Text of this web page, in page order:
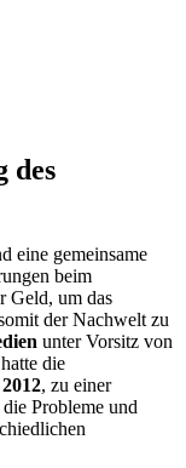
des
eine gemeinsame
beim
Geld, um das
der Nachwelt zu
unter Vorsitz von
hatte die
, zu einer
Probleme und